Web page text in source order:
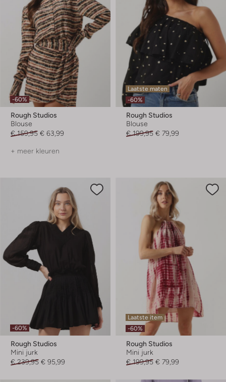
-60%
Rough Studios
Blouse
€ 159,95 € 63,99
+ meer kleuren
Laatste maten
-60%
Rough Studios
Blouse
€ 199,95 € 79,99
-60%
Rough Studios
Mini jurk
€ 239,95 € 95,99
Laatste item
-60%
Rough Studios
Mini jurk
€ 199,95 € 79,99